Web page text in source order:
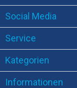
Social Media
Service
Kategorien
Informationen